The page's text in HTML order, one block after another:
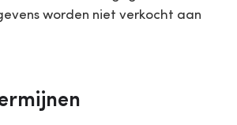
worden niet verkocht aan